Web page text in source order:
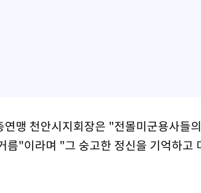
연맹 천안시지회장은 "전몰미군용사들
름"이라며 "그 숭고한 정신을 기억하고